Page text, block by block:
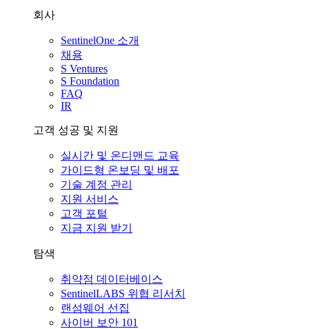
회사
SentinelOne 소개
채용
S Ventures
S Foundation
FAQ
IR
고객 성공 및 지원
실시간 및 온디맨드 교육
가이드형 온보딩 및 배포
기술 계정 관리
지원 서비스
고객 포털
지금 지원 받기
탐색
취약점 데이터베이스
SentinelLABS 위협 리서치
랜섬웨어 선집
사이버 보안 101